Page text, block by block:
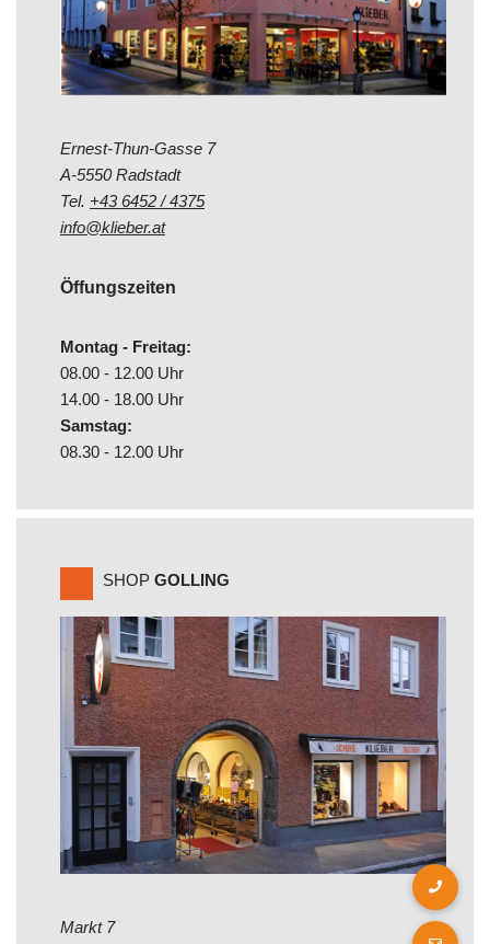
Ernest-Thun-Gasse 7
A-5550 Radstadt
Tel. +43 6452 / 4375
info@klieber.at
Öffungszeiten
Montag - Freitag:
08.00 - 12.00 Uhr
14.00 - 18.00 Uhr
Samstag:
08.30 - 12.00 Uhr
SHOP GOLLING
Markt 7